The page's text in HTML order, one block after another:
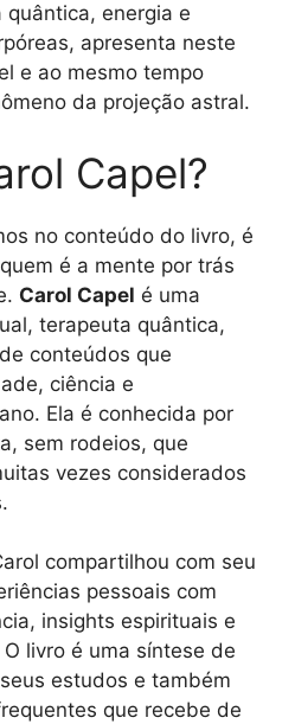
energia e
apresenta neste
e ao mesmo tempo
da projeção astral.
Capel?
no conteúdo do livro, é
é a mente por trás
Carol Capel é uma
terapeuta quântica,
conteúdos que
ciência e
Ela é conhecida por
sem rodeios, que
vezes considerados
compartilhou com seu
pessoais com
insights espirituais e
livro é uma síntese de
estudos e também
que recebe de